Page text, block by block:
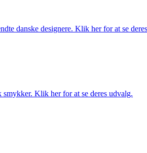
danske designere. Klik her for at se
Klik her for at se deres udvalg.